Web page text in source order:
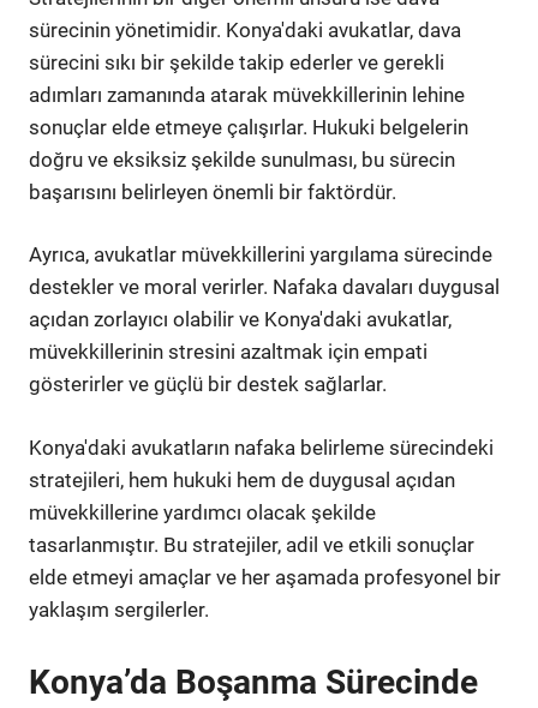
sürecinin yönetimidir. Konya'daki avukatlar, dava
sürecini sıkı bir şekilde takip ederler ve gerekli
adımları zamanında atarak müvekkillerinin lehine
sonuçlar elde etmeye çalışırlar. Hukuki belgelerin
doğru ve eksiksiz şekilde sunulması, bu sürecin
başarısını belirleyen önemli bir faktördür.
Ayrıca, avukatlar müvekkillerini yargılama sürecinde
destekler ve moral verirler. Nafaka davaları duygusal
açıdan zorlayıcı olabilir ve Konya'daki avukatlar,
müvekkillerinin stresini azaltmak için empati
gösterirler ve güçlü bir destek sağlarlar.
Konya'daki avukatların nafaka belirleme sürecindeki
stratejileri, hem hukuki hem de duygusal açıdan
müvekkillerine yardımcı olacak şekilde
tasarlanmıştır. Bu stratejiler, adil ve etkili sonuçlar
elde etmeyi amaçlar ve her aşamada profesyonel bir
yaklaşım sergilerler.
Konya’da Boşanma Sürecinde